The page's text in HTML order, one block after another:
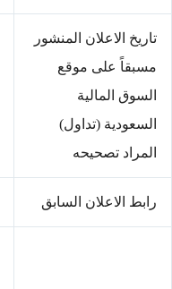
تاريخ الاعلان المنشور
مسبقاً على موقع
السوق المالية
السعودية (تداول)
المراد تصحيحه
رابط الاعلان السابق